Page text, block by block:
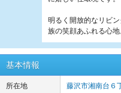
明るく開放的なリビ
族の笑顔あふれる心
基本情報
所在地 藤沢市湘南台６